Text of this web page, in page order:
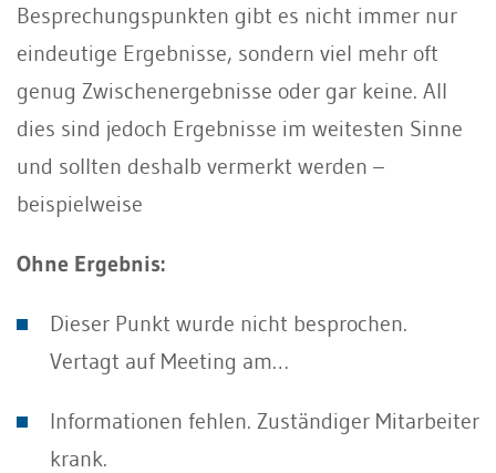
Besprechungspunkten gibt es nicht immer nur
eindeutige Ergebnisse, sondern viel mehr oft
genug Zwischenergebnisse oder gar keine. All
dies sind jedoch Ergebnisse im weitesten Sinne
und sollten deshalb vermerkt werden –
beispielweise
Ohne Ergebnis:
Dieser Punkt wurde nicht besprochen.
Vertagt auf Meeting am…
Informationen fehlen. Zuständiger Mitarbeiter
krank.